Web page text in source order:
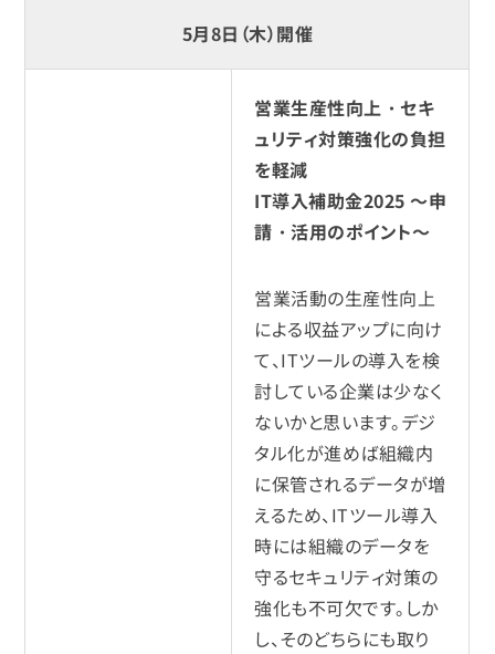
5月8日（木）開催
営業生産性向上・セキ
ュリティ対策強化の負担
を軽減
IT導入補助金2025 ～申
請・活用のポイント～
営業活動の生産性向上
による収益アップに向け
て、ITツールの導入を検
討している企業は少なく
ないかと思います。デジ
タル化が進めば組織内
に保管されるデータが増
えるため、ITツール導入
時には組織のデータを
守るセキュリティ対策の
強化も不可欠です。しか
し、そのどちらにも取り